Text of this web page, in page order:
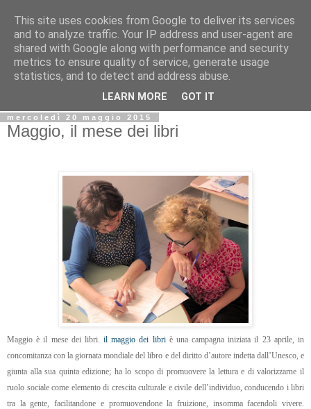
Biblio@rti in
Il Blog della Biblioteca di Area delle arti per condividere
informazioni iniziative incontri
mercoledì 20 maggio 2015
Maggio, il mese dei libri
Maggio è il mese dei libri.il maggio dei libriè una campagna iniziata il 23 aprile, in
concomitanza con la giornata mondiale del libro e del diritto d’autore indetta dall’Unesco, e
giunta alla sua quinta edizione; ha lo scopo di promuovere la lettura e di valorizzarne il
ruolo sociale come elemento di crescita culturale e civile dell’individuo, conducendo i libri
tra la gente, facilitandone e promuovendone la fruizione, insomma facendoli vivere.
This site uses cookies from Google to deliver its services
and to analyze traffic. Your IP address and user-agent are
shared with Google along with performance and security
metrics to ensure quality of service, generate usage
statistics, and to detect and address abuse.
LEARN MORE GOT IT